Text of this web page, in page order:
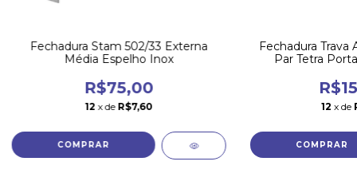
Fechadura Stam 502/33 Externa
Média Espelho Inox
R$75,00
12 x de R$7,60
Fechadura Trava
Par Tetra
12 x de